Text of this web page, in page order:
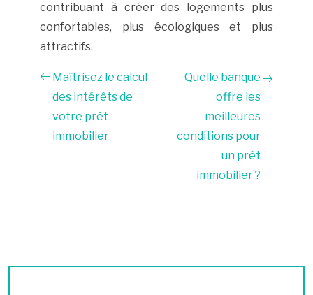
contribuant à créer des logements plus
confortables, plus écologiques et plus
attractifs.
Maîtrisez le calcul
des intérêts de
votre prêt
immobilier
Quelle banque
offre les
meilleures
conditions pour
un prêt
immobilier ?